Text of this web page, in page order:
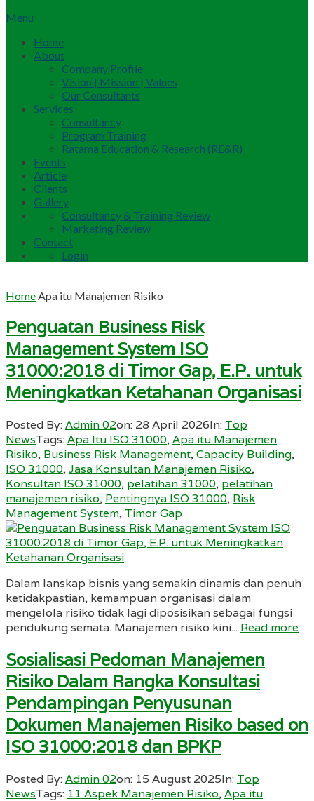
Menu
Home
About
Company Profile
Vision | Mission | Values
Our Consultants
Services
Consultancy
Program Training
Ratama Education & Research (RE&R)
Events
Article
Clients
Gallery
Consultancy & Training Review
Marketing Review
Contact
Login
HomeApa itu Manajemen Risiko
Penguatan Business Risk
Management System ISO
31000:2018 di Timor Gap, E.P. untuk
Meningkatkan Ketahanan Organisasi
Posted By:Admin 02on: 28 April 2026In: Top
NewsTags:Apa Itu ISO 31000,Apa itu Manajemen
Risiko, Business Risk Management,Capacity Building,
ISO 31000,Jasa Konsultan Manajemen Risiko,
Konsultan ISO 31000, pelatihan 31000, pelatihan
manajemen risiko, Pentingnya ISO 31000, Risk
Management System, Timor Gap
Dalam lanskap bisnis yang semakin dinamis dan penuh
ketidakpastian, kemampuan organisasi dalam
mengelola risiko tidak lagi diposisikan sebagai fungsi
pendukung semata. Manajemen risiko kini... Read more
Sosialisasi Pedoman Manajemen
Risiko Dalam Rangka Konsultasi
Pendampingan Penyusunan
Dokumen Manajemen Risiko based on
ISO 31000:2018 dan BPKP
Posted By:Admin 02on: 15 August 2025In: Top
NewsTags: 11 Aspek Manajemen Risiko,Apa itu